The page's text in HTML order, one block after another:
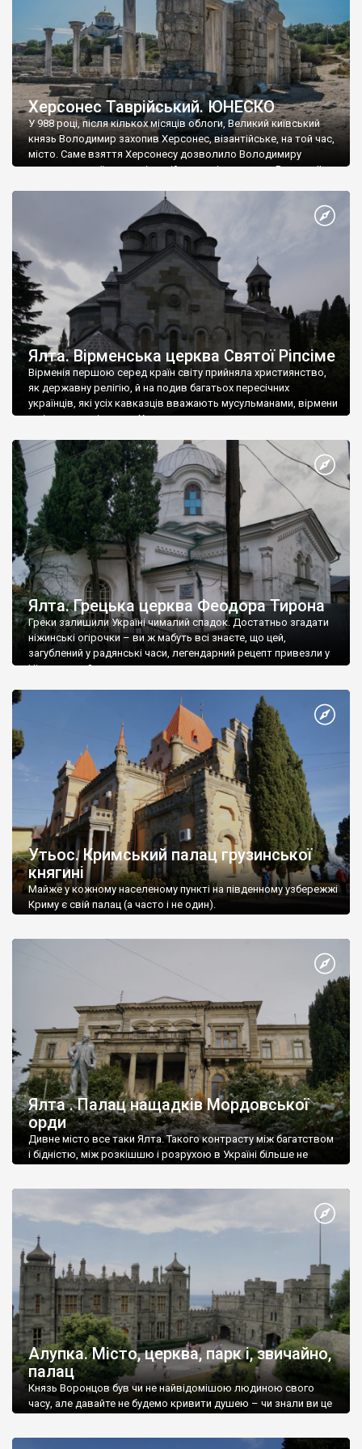
Херсонес Таврійський. ЮНЕСКО
У 988 році, після кількох місяців облоги, Великий київський
князь Володимир захопив Херсонес, візантійське, на той час,
місто. Саме взяття Херсонесу дозволило Володимиру
диктувати свої умови візантійському імператору Василю ІІ, та
Херсонесі Володимир-язичник, став Василем-християнином.
А потім було Хрещення Русі. На честь Херсонесу Таврійського
Ялта. Вірменська церква Святої Ріпсіме
Вірменія першою серед країн світу прийняла християнство,
як державну релігію, й на подив багатьох пересічних
українців, які усіх кавказців вважають мусульманами, вірмени
є відданими вірянами Христа
Ялта. Грецька церква Феодора Тирона
Греки залишили Україні чималий спадок. Достатньо згадати
ніжинські огірочки – ви ж мабуть всі знаєте, що цей,
загублений у радянські часи, легендарний рецепт привезли у
Ніжин греки?
Утьос. Кримський палац грузинської
княгині
Майже у кожному населеному пункті на південному узбережжі
Криму є свій палац (а часто і не один).
Ялта . Палац нащадків Мордовської
орди
Дивне місто все таки Ялта. Такого контрасту між багатством
і бідністю, між розкішшю і розрухою в Україні більше не
Алупка. Місто, церква, парк і, звичайно,
палац
Князь Воронцов був чи не найвідомішою людиною свого
часу, але давайте не будемо кривити душею – чи знали ви це